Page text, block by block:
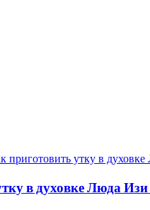
в духовке Люда